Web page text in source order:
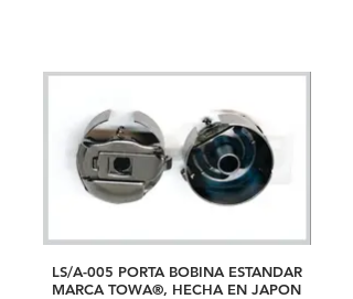
LS/A-005 PORTA BOBINA ESTANDAR
MARCA TOWA®, HECHA EN JAPON